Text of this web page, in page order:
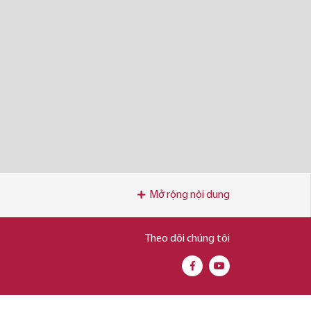
Mở rộng nội dung
Theo dõi chúng tôi